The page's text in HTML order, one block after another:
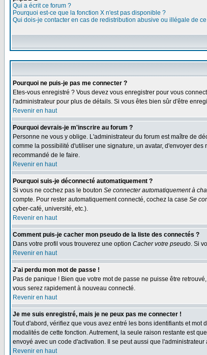
Qui a écrit ce forum ?
Pourquoi est-ce que la fonction X n'est pas disponible ?
Qui dois-je contacter en cas de redistribution abusive ou illégale de
Pourquoi ne puis-je pas me connecter ?
Etes-vous enregistré ? Vous devez vous enregistrer pour vous
l'administrateur pour plus de détails. Si vous êtes bien sûr d'être
Revenir en haut
Pourquoi devrais-je m'inscrire au forum ?
Personne ne vous y oblige. L'administrateur du forum est maître de
comme la possibilité d'utiliser une signature, un avatar, d'envoyer
recommandé de le faire.
Revenir en haut
Pourquoi suis-je déconnecté automatiquement ?
Si vous ne cochez pas le bouton Se connecter automatiquement à
compte. Pour rester automatiquement connecté, cochez la case Se
cyber-café, université, etc.).
Revenir en haut
Comment puis-je cacher mon pseudo de la liste des connectés ?
Dans votre profil vous trouverez une option Cacher votre pseudo. Si
Revenir en haut
J'ai perdu mon mot de passe !
Pas de panique ! Bien que votre mot de passe ne puisse être
vous serez rapidement à nouveau connecté.
Revenir en haut
Je me suis enregistré, mais je ne peux pas me connecter !
Tout d'abord, vérifiez que vous avez entré les bons identifiants et
modalités de cette fonction. Autrement, la seule raison restante est
envoyé avec un code d'activation. Il se peut aussi que
Revenir en haut